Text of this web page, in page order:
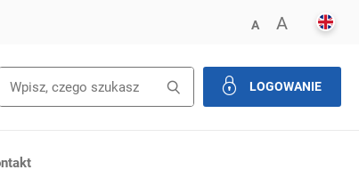
AZMNIEJSZ FONT
A
WyszukajLOGOWANIE